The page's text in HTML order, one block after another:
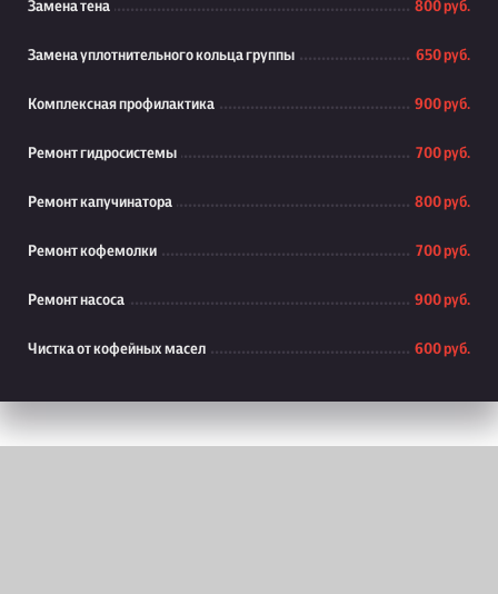
Замена тена 800 руб.
Замена уплотнительного кольца группы 650 руб.
Комплексная профилактика 900 руб.
Ремонт гидросистемы 700 руб.
Ремонт капучинатора 800 руб.
Ремонт кофемолки 700 руб.
Ремонт насоса 900 руб.
Чистка от кофейных масел 600 руб.